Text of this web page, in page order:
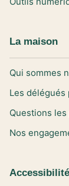
La maison
Qui sommes
Les délégués
Questions
Nos
Accessibilité